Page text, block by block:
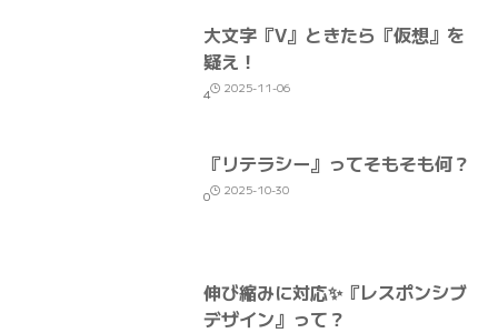
大文字『V』ときたら『仮想』を
疑え！
4 2025-11-06
『リテラシー』ってそもそも何？
0 2025-10-30
伸び縮みに対応✨『レスポンシブ
デザイン』って？